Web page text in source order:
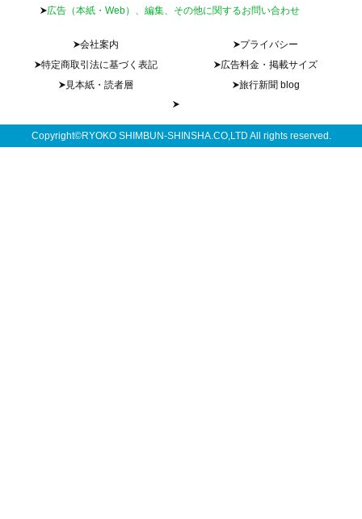
広告（本紙・Web）、編集、その他に関するお問い合わせ
会社案内
プライバシー
特定商取引法に基づく表記
広告料金・掲載サイズ
見本紙・読者層
旅行新聞 blog
Copyright©RYOKO SHIMBUN-SHINSHA.CO,LTD All rights reserved.